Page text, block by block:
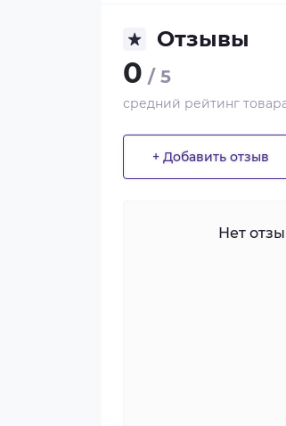
Отзывы
0 / 5
средний рейтинг
+ Добавить отзыв
Нет